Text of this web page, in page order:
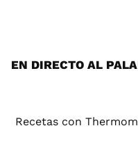
EN DIRECTO AL
Recetas con